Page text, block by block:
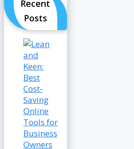
Recent
Posts